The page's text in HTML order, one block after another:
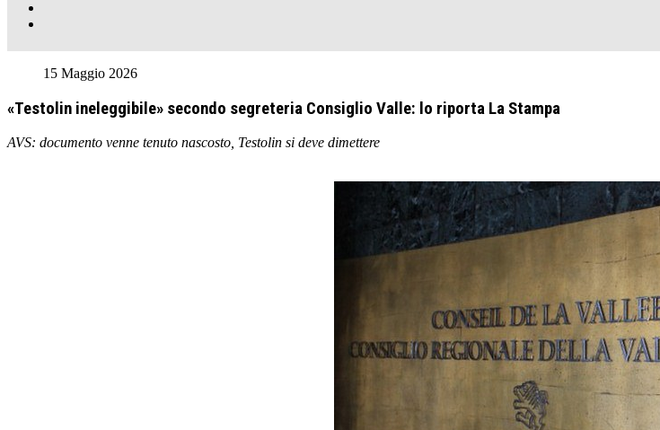
15 Maggio 2026
«Testolin ineleggibile» secondo segreteria Consiglio Valle: lo riporta La Stampa
AVS: documento venne tenuto nascosto, Testolin si deve dimettere